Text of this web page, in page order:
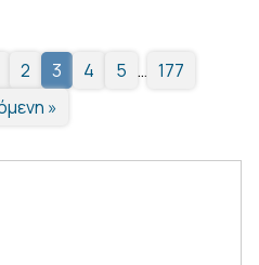
2 3 4 5 … 177
»